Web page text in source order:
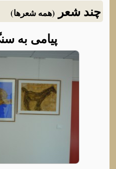
چند شعر (همه شعرها)
پیامی به